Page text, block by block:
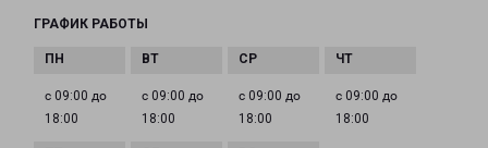
ГРАФИК РАБОТЫ
с 09:00 до
18:00
с 09:00 до
18:00
с 09:00 до
18:00
с 09:00 до
18:00